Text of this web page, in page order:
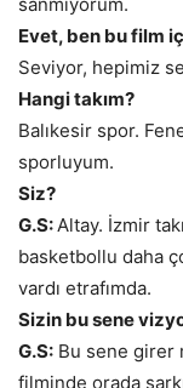
Evet, ben bu film
Seviyor, hepimiz
Hangi takım?
Balıkesir spor.
sporluyum.
Siz?
G.S: Altay. İzmir
basketbollu daha
vardı etrafımda.
Sizin bu sene
G.S: Bu sene girer
filminde orada